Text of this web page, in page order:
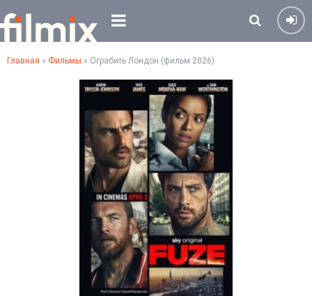
Главная » Фильмы » Ограбить Лондон (фильм 2026)